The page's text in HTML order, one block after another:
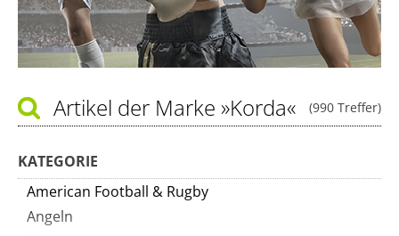
(990 Treffer)
Artikel der Marke »Korda«
KATEGORIE
American Football & Rugby
Angeln